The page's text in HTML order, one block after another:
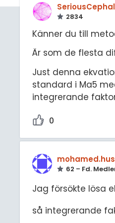
2834
Känner du till
Är som de flesta
Just denna
standard i Ma5
integrerande
0
62 – Fd.
Jag försökte lösa
så integrerande